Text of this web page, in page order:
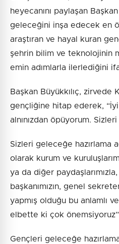
heyecanını paylaşan
geleceğini inşa edecek en
araştıran ve hayal kuran
şehrin bilim ve teknolojinin
emin adımlarla ilerlediğini
Başkan Büyükkılıç, zirvede
gençliğine hitap ederek, “İyi
alnınızdan öpüyorum.
Sizleri geleceğe hazırlama
olarak kurum ve
ya da diğer
başkanımızın, genel
yapmış olduğu bu anlamlı
elbette ki çok
Gençleri geleceğe